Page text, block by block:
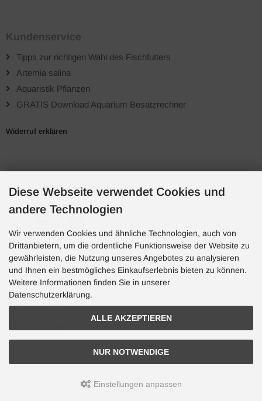
Kundenservice
Tipps zur richtigen Wahl des Fischfutters
Artemia salina
Aquaristik Pflanzen
GRATIS Download Aquarium Besatzrechner
Widerruf erklären
Zahlungsarten
Hotline
Hotline
(10:30-15:00 Uhr)
andreas-guder.de
Diese Webseite verwendet Cookies und
andere Technologien
Wir verwenden Cookies und ähnliche Technologien, auch von
Drittanbietern, um die ordentliche Funktionsweise der Website zu
gewährleisten, die Nutzung unseres Angebotes zu analysieren
und Ihnen ein bestmögliches Einkaufserlebnis bieten zu können.
Weitere Informationen finden Sie in unserer
Datenschutzerklärung.
ALLE AKZEPTIEREN
NUR NOTWENDIGE
Einstellungen anpassen